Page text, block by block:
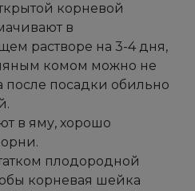
корневой
в
растворе на 3-4 дня,
комом можно не
после посадки обильно
в яму, хорошо
плодородной
корневая шейка